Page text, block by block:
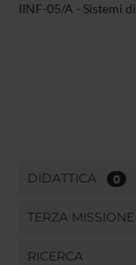
IINF-05/A - Sistemi
DIDATTICA 0
TERZA MISSIONE
RICERCA